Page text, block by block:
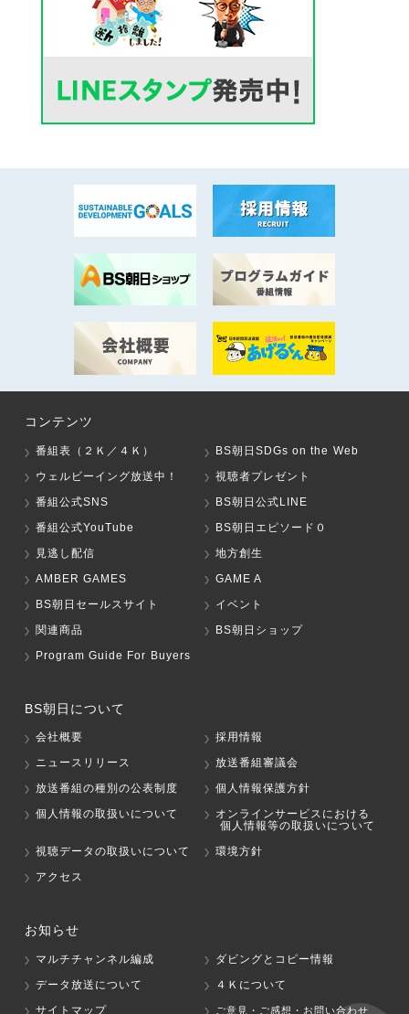
コンテンツ
番組表（２Ｋ／４Ｋ）
BS朝日SDGs on the Web
ウェルビーイング放送中！
視聴者プレゼント
番組公式SNS
BS朝日公式LINE
番組公式YouTube
BS朝日エピソード０
見逃し配信
地方創生
AMBER GAMES
GAME A
BS朝日セールスサイト
イベント
関連商品
BS朝日ショップ
Program Guide For Buyers
BS朝日について
会社概要
採用情報
ニュースリリース
放送番組審議会
放送番組の種別の公表制度
個人情報保護方針
個人情報の取扱いについて
オンラインサービスにおける
個人情報等の取扱いについて
視聴データの取扱いについて
環境方針
アクセス
お知らせ
マルチチャンネル編成
ダビングとコピー情報
データ放送について
４Ｋについて
サイトマップ
ご意見・ご感想・お問い合わせ